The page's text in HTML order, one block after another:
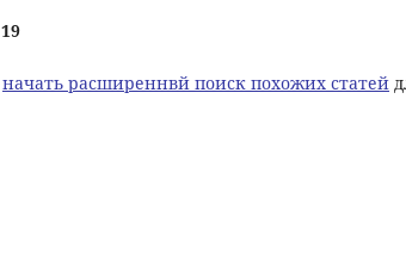
19
начать расширеннвй поиск похожих статей